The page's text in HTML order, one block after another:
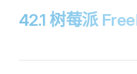
42.1 树莓派